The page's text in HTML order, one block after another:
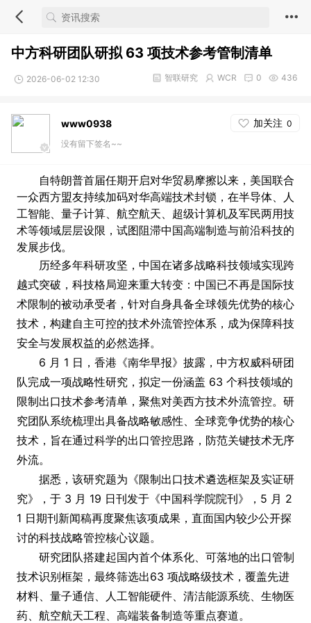
中方科研团队研拟 63 项技术参考管制清单
2026-06-02 12:30 436
0
WCR
智联研究
www0938 加关注 0
没有留下签名~~
自特朗普首届任期开启对华贸易摩擦以来，美国联合
一众西方盟友持续加码对华高端技术封锁，在半导体、人
工智能、量子计算、航空航天、超级计算机及军民两用技
术等领域层层设限，试图阻滞中国高端制造与前沿科技的
发展步伐。
历经多年科研攻坚，中国在诸多战略科技领域实现跨
越式突破，科技格局迎来重大转变：中国已不再是国际技
术限制的被动承受者，针对自身具备全球领先优势的核心
技术，构建自主可控的技术外流管控体系，成为保障科技
安全与发展权益的必然选择。
6 月 1 日，香港《南华早报》披露，中方权威科研团
队完成一项战略性研究，拟定一份涵盖 63 个科技领域的
限制出口技术参考清单，聚焦对美西方技术外流管控。研
究团队系统梳理出具备战略敏感性、全球竞争优势的核心
技术，旨在通过科学的出口管控思路，防范关键技术无序
外流。
据悉，该研究题为《限制出口技术遴选框架及实证研
究》，于 3 月 19 日刊发于《中国科学院院刊》，5 月 2
1 日期刊新闻稿再度聚焦该项成果，直面国内较少公开探
讨的科技战略管控核心议题。
研究团队搭建起国内首个体系化、可落地的出口管制
技术识别框架，最终筛选出63 项战略级技术，覆盖先进
材料、量子通信、人工智能硬件、清洁能源系统、生物医
药、航空航天工程、高端装备制造等重点赛道。